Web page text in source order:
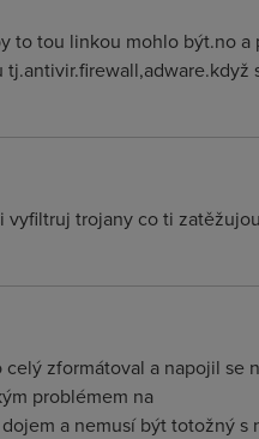
to tou linkou mohlo být.no a
vyfiltruj trojany co ti
zformátoval a napojil se
problémem na
a nemusí být totožný s